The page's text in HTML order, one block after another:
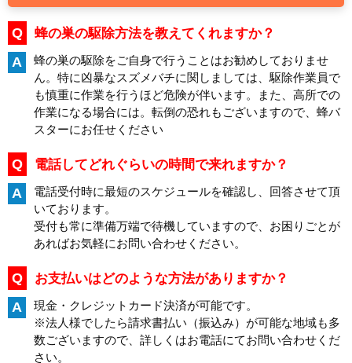
Q 蜂の巣の駆除方法を教えてくれますか？
A
蜂の巣の駆除をご自身で行うことはお勧めしておりませ
ん。特に凶暴なスズメバチに関しましては、駆除作業員で
も慎重に作業を行うほど危険が伴います。また、高所での
作業になる場合には。転倒の恐れもございますので、蜂バ
スターにお任せください
Q 電話してどれぐらいの時間で来れますか？
A
電話受付時に最短のスケジュールを確認し、回答させて頂
いております。
受付も常に準備万端で待機していますので、お困りごとが
あればお気軽にお問い合わせください。
Q お支払いはどのような方法がありますか？
A
現金・クレジットカード決済が可能です。
※法人様でしたら請求書払い（振込み）が可能な地域も多
数ございますので、詳しくはお電話にてお問い合わせくだ
さい。